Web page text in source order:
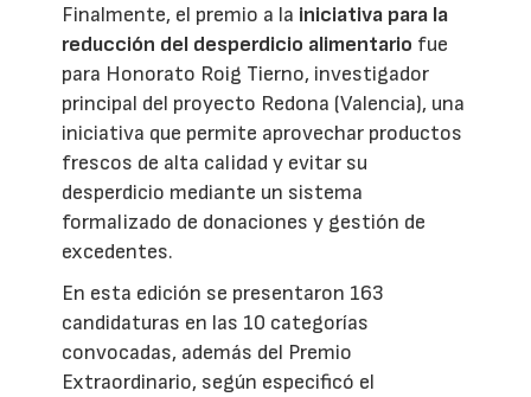
Finalmente, el premio a la iniciativa para la
reducción del desperdicio alimentario fue
para Honorato Roig Tierno, investigador
principal del proyecto Redona (Valencia), una
iniciativa que permite aprovechar productos
frescos de alta calidad y evitar su
desperdicio mediante un sistema
formalizado de donaciones y gestión de
excedentes.
En esta edición se presentaron 163
candidaturas en las 10 categorías
convocadas, además del Premio
Extraordinario, según especificó el